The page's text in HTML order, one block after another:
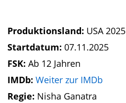
Produktionsland: USA 2025
Startdatum: 07.11.2025
FSK: Ab 12 Jahren
IMDb: Weiter zur IMDb
Regie: Nisha Ganatra